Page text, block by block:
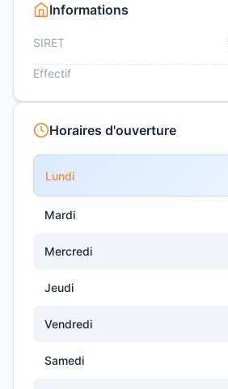
Informations
SIRET
Effectif
Horaires d'ouverture
Lundi
Mardi
Mercredi
Jeudi
Vendredi
Samedi